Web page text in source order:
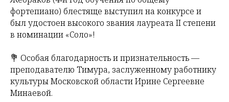
фортепиано) блестяще выступил на конкурсе и
был удостоен высокого звания лауреата II степени
в номинации «Соло»!
💐 Особая благодарность и признательность —
преподавателю Тимура, заслуженному работнику
культуры Московской области Ирине Сергеевне
Минаевой.